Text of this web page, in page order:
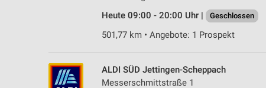
Heute 09:00 - 20:00 Uhr |
Geschlossen
501,77 km • Angebote: 1 Prospekt
ALDI SÜD Jettingen-Scheppach
Messerschmittstraße 1